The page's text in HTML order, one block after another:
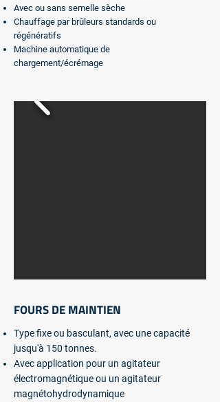
Avec ou sans semelle sèche
Chauffage par brûleurs standards ou
régénératifs
Machine automatique de
chargement/écrémage
FOURS DE MAINTIEN
Type fixe ou basculant, avec une capacité
jusqu'à 150 tonnes.
Avec application pour un agitateur
électromagnétique ou un agitateur
magnétohydrodynamique